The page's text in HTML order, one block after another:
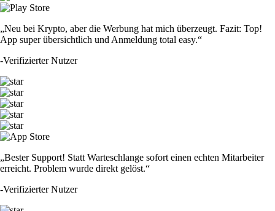
„Neu bei Krypto, aber die Werbung hat mich überzeugt. Fazit: Top!
App super übersichtlich und Anmeldung total easy.“
-Verifizierter Nutzer
„Bester Support! Statt Warteschlange sofort einen echten Mitarbeiter
erreicht. Problem wurde direkt gelöst.“
-Verifizierter Nutzer